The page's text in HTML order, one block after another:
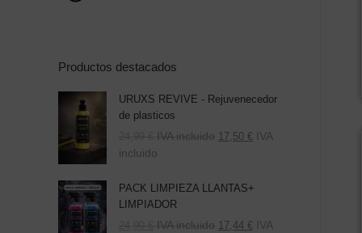
Productos destacados
URUXS REVIVE - Rejuvenecedor
de plasticos
24,99 € IVA incluido 17,50 € IVA
incluido
PACK LIMPIEZA LLANTAS+
LIMPIADOR
El24,90 € El
IVA incluido 17,44 € IVA